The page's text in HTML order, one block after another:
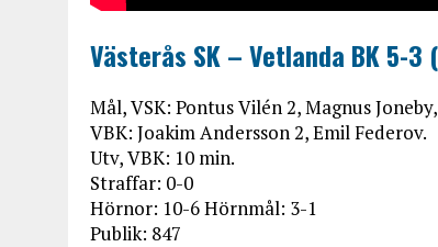
Västerås SK – Vetlanda BK 5-3
Mål, VSK: Pontus Vilén 2, Magnus
VBK: Joakim Andersson 2, Emil Federov.
Utv, VBK: 10 min.
Straffar: 0-0
Hörnor: 10-6 Hörnmål: 3-1
Publik: 847